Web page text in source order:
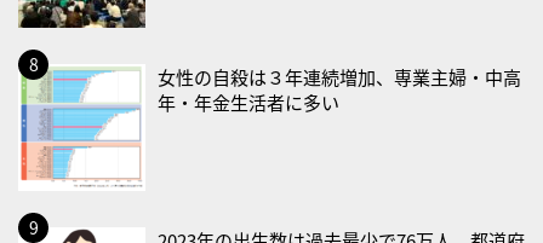
・血管内破砕術（IVL）の日
2026/09/01(火)
・がん征圧月間
・世界アルツハイマー月間
・健康増進普及月間
・歯ヂカラ探究月間
女性の自殺は３年連続増加、専業主婦・中高
年・年金生活者に多い